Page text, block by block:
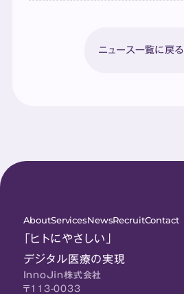
ニュース一覧に戻る
「ヒトにやさしい」
デジタル医療の実現
AboutServicesNewsRecruitContact
InnoJin株式会社
〒113-0033